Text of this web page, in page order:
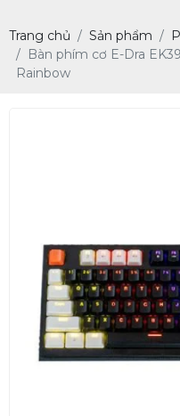
Trang chủ Sản phẩm
Bàn phím cơ E-Dra
Rainbow